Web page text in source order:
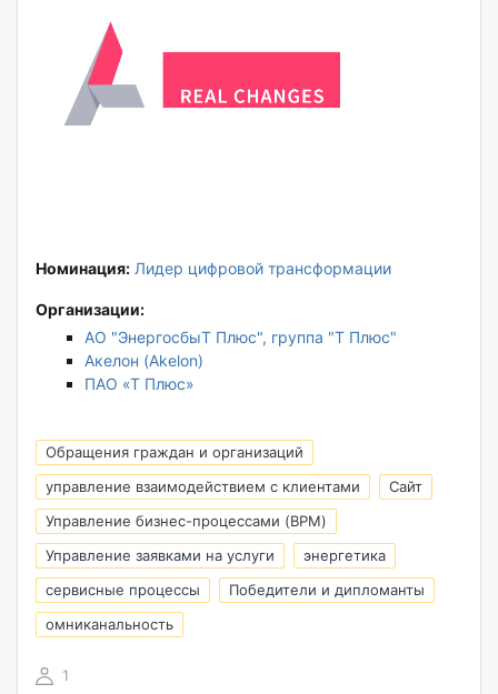
Номинация: Лидер цифровой трансформации
Организации:
АО "ЭнергосбыТ Плюс", группа "Т Плюс"
Акелон (Akelon)
ПАО «Т Плюс»
Обращения граждан и организаций
управление взаимодействием с клиентами
Сайт
Управление бизнес-процессами (BPM)
Управление заявками на услуги
энергетика
сервисные процессы
Победители и дипломанты
омниканальность
1